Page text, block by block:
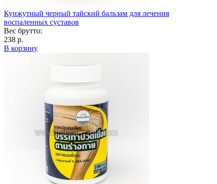
Кунжутный черный тайский бальзам для лечения
воспаленных суставов
Вес брутто:
238 р.
В корзину